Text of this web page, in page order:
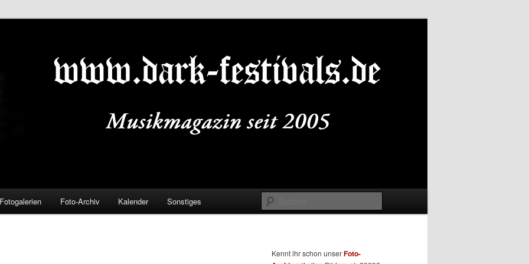
Fotogalerien Foto-Archiv Kalender Sonstiges
Kennt ihr schon unserFoto-